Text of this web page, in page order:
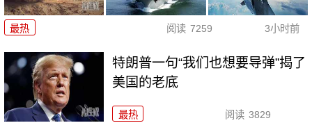
最热 阅读 7259 3小时前
特朗普一句“我们也想要导弹”揭了
美国的老底
最热 阅读 3829